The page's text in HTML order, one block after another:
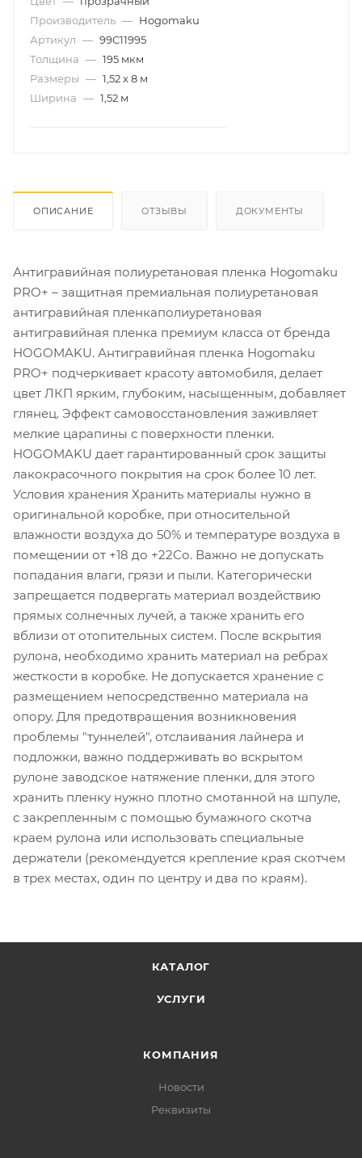
Производитель — Hogomaku
Артикул — 99C11995
Толщина — 195 мкм
Размеры — 1,52 х 8 м
Ширина — 1,52 м
ОПИСАНИЕ ОТЗЫВЫ ДОКУМЕНТЫ
Антигравийная полиуретановая пленка Hogomaku
PRO+ – защитная премиальная полиуретановая
антигравийная пленкаполиуретановая
антигравийная пленка премиум класса от бренда
HOGOMAKU. Антигравийная пленка Hogomaku
PRO+ подчеркивает красоту автомобиля, делает
цвет ЛКП ярким, глубоким, насыщенным, добавляет
глянец. Эффект самовосстановления заживляет
мелкие царапины с поверхности пленки.
HOGOMAKU дает гарантированный срок защиты
лакокрасочного покрытия на срок более 10 лет.
Условия хранения Хранить материалы нужно в
оригинальной коробке, при относительной
влажности воздуха до 50% и температуре воздуха в
помещении от +18 до +22Со. Важно не допускать
попадания влаги, грязи и пыли. Категорически
запрещается подвергать материал воздействию
прямых солнечных лучей, а также хранить его
вблизи от отопительных систем. После вскрытия
рулона, необходимо хранить материал на ребрах
жесткости в коробке. Не допускается хранение с
размещением непосредственно материала на
опору. Для предотвращения возникновения
проблемы "туннелей", отслаивания лайнера и
подложки, важно поддерживать во вскрытом
рулоне заводское натяжение пленки, для этого
хранить пленку нужно плотно смотанной на шпуле,
с закрепленным с помощью бумажного скотча
краем рулона или использовать специальные
держатели (рекомендуется крепление края скотчем
в трех местах, один по центру и два по краям).
КАТАЛОГ
УСЛУГИ
КОМПАНИЯ
Новости
Реквизиты